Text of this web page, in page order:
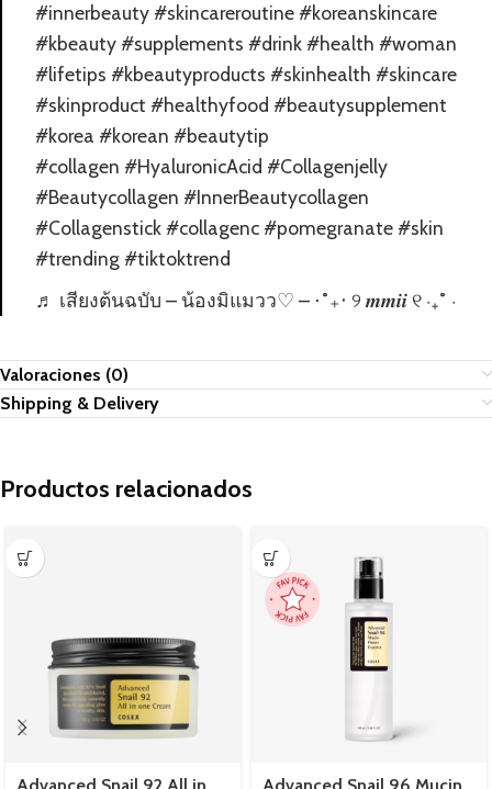
#innerbeauty #skincareroutine #koreanskincare
#kbeauty #supplements #drink #health #woman
#lifetips #kbeautyproducts #skinhealth #skincare
#skinproduct #healthyfood #beautysupplement
#korea #korean #beautytip
#collagen #HyaluronicAcid #Collagenjelly
#Beautycollagen #InnerBeautycollagen
#Collagenstick #collagenc #pomegranate #skin
#trending #tiktoktrend
♬ เสียงต้นฉบับ – น้องมิแมวว♡ – ⋅˚₊‧ ୨ 𝒎𝒎𝒊𝒊 ୧ ‧₊˚ ⋅
Valoraciones (0)
Shipping & Delivery
Productos relacionados